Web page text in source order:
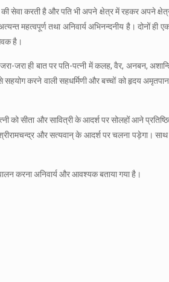
करती है और पति भी अपने क्षेत्र में रहकर अपने क्षेत्र के
महत्वपूर्ण तथा अनिवार्य अभिनन्दनीय है। दोनों
है।
जरा ही बात पर पति-पत्नी में कलह, वैर, अनबन,
करने वाली सहधर्मिणी और बच्चों को हृदय
को सीता और सावित्री के आदर्श पर सोलहों आने
और सत्यवान् के आदर्श पर चलना पड़ेगा।
करना अनिवार्य और आवश्यक बताया गया है।